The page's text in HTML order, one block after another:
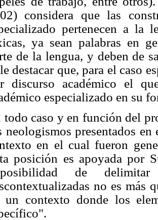
considera que las
pertenecen a la
ya sean palabras en
de la lengua, y deben de
destacar que, para el caso
discurso académico el
especializado en su
todo caso y en función del
neologismos presentados
en el cual fueron
posición es apoyada por
de
no es más
un contexto donde los